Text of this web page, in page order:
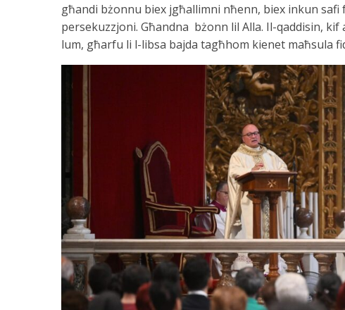
għandi bżonnu biex jgħallimni nħenn, biex inkun safi
persekuzzjoni. Għandna bżonn lil Alla. Il-qaddisin,
lum, għarfu li l-libsa bajda tagħhom kienet maħsula